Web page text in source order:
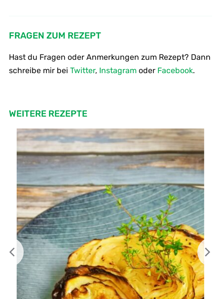
FRAGEN ZUM REZEPT
Hast du Fragen oder Anmerkungen zum Rezept? Dann
schreibe mir bei Twitter, Instagramoder Facebook.
WEITERE REZEPTE